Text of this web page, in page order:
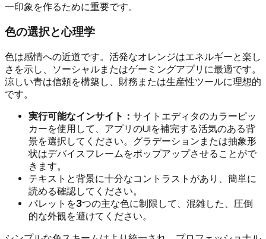
一印象を作るために重要です。
色の選択と心理学
色は感情への近道です。活発なオレンジはエネルギーと楽し
さを示し、ソーシャルまたはゲーミングアプリに最適です。
涼しい青は信頼を構築し、財務または生産性ツールに理想的
です。
実行可能なインサイト： サイトエディタのカラーピッ
カーを使用して、アプリのUIを補完する活気のある背
景を選択してください。グラデーションまたは抽象形
状はデバイスフレームをポップアップさせることがで
きます。
テキストと背景に十分なコントラストがあり、簡単に
読める確認してください。
パレットを3つの主な色に制限して、混雑した、圧倒
的な外観を避けてください。